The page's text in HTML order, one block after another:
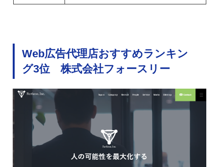
Web広告代理店おすすめランキン
グ3位 株式会社フォースリー